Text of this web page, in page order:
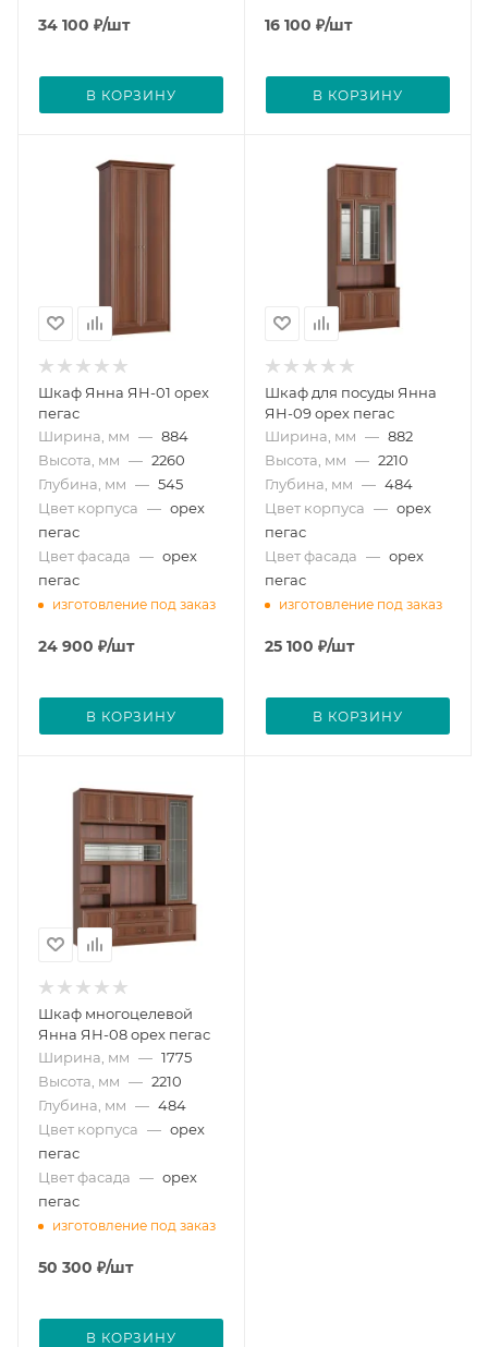
34 100 ₽/шт
В КОРЗИНУ
16 100 ₽/шт
В КОРЗИНУ
Шкаф Янна ЯН-01 орех
пегас
Ширина, мм — 884
Высота, мм — 2260
Глубина, мм — 545
Цвет корпуса — орех
пегас
Цвет фасада — орех
пегас
изготовление под заказ
24 900 ₽/шт
В КОРЗИНУ
Шкаф для посуды Янна
ЯН-09 орех пегас
Ширина, мм — 882
Высота, мм — 2210
Глубина, мм — 484
Цвет корпуса — орех
пегас
Цвет фасада — орех
пегас
изготовление под заказ
25 100 ₽/шт
В КОРЗИНУ
Шкаф многоцелевой
Янна ЯН-08 орех пегас
Ширина, мм — 1775
Высота, мм — 2210
Глубина, мм — 484
Цвет корпуса — орех
пегас
Цвет фасада — орех
пегас
изготовление под заказ
50 300 ₽/шт
В КОРЗИНУ